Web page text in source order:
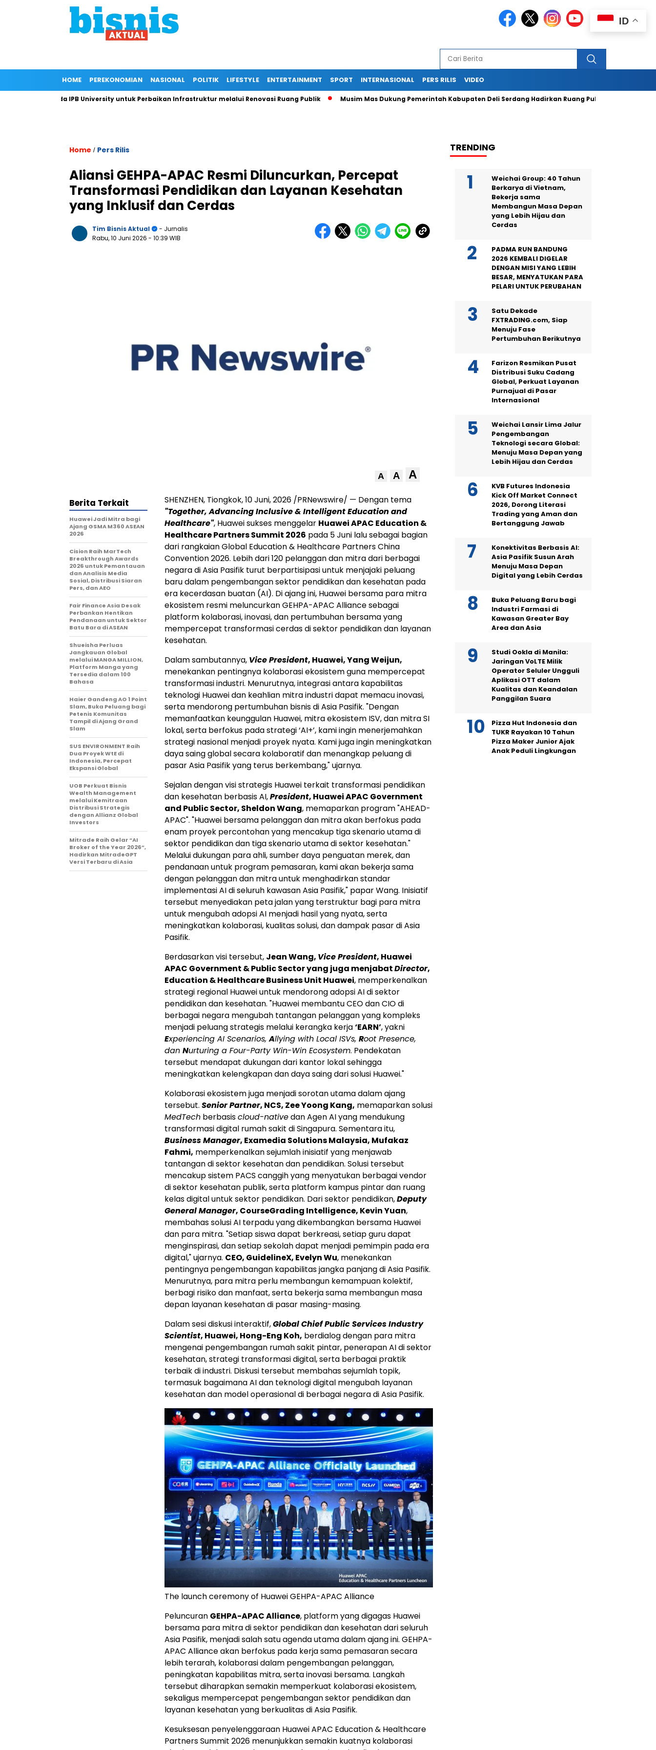
HOME PEREKONOMIAN NASIONAL POLITIK LIFESTYLE ENTERTAINMENT SPORT INTERNASIONAL PERS RILIS VIDEO
Kepada IPB University untuk Perbaikan Infrastruktur melalui Renovasi Ruang Publik Musim Mas Dukung Pemerintah Kabupaten Deli Serdang Hadirkan Ruang Publik Bersama melalui
Home / Pers Rilis
Aliansi GEHPA-APAC Resmi Diluncurkan, Percepat
Transformasi Pendidikan dan Layanan Kesehatan
yang Inklusif dan Cerdas
Tim Bisnis Aktual
- Jurnalis
Rabu, 10 Juni 2026 - 10:39 WIB
A A A
SHENZHEN, Tiongkok,10 Juni, 2026 /PRNewswire/ — Dengan tema
"Together, Advancing Inclusive & Intelligent Education and
Healthcare", Huawei sukses menggelar Huawei APAC Education &
Healthcare Partners Summit 2026 pada 5 Juni lalu sebagai bagian
dari rangkaian Global Education & Healthcare Partners China
Convention 2026. Lebih dari 120 pelanggan dan mitra dari berbagai
negara di Asia Pasifik turut berpartisipasi untuk menjajaki peluang
baru dalam pengembangan sektor pendidikan dan kesehatan pada
era kecerdasan buatan (AI). Di ajang ini, Huawei bersama para mitra
ekosistem resmi meluncurkan GEHPA-APAC Alliance sebagai
platform kolaborasi, inovasi, dan pertumbuhan bersama yang
mempercepat transformasi cerdas di sektor pendidikan dan layanan
kesehatan.
Dalam sambutannya, Vice President, Huawei, Yang Weijun,
menekankan pentingnya kolaborasi ekosistem guna mempercepat
transformasi industri. Menurutnya, integrasi antara kapabilitas
teknologi Huawei dan keahlian mitra industri dapat memacu inovasi,
serta mendorong pertumbuhan bisnis di Asia Pasifik. "Dengan
memanfaatkan keunggulan Huawei, mitra ekosistem ISV, dan mitra SI
lokal, serta berfokus pada strategi ‘AI+’, kami ingin menerjemahkan
strategi nasional menjadi proyek nyata. Kami juga ingin meningkatkan
daya saing global secara kolaboratif dan menangkap peluang di
pasar Asia Pasifik yang terus berkembang," ujarnya.
Sejalan dengan visi strategis Huawei terkait transformasi pendidikan
dan kesehatan berbasis AI,President, Huawei APAC Government
and Public Sector, Sheldon Wang, memaparkan program "AHEAD-
APAC". "Huawei bersama pelanggan dan mitra akan berfokus pada
enam proyek percontohan yang mencakup tiga skenario utama di
sektor pendidikan dan tiga skenario utama di sektor kesehatan."
Melalui dukungan para ahli, sumber daya penguatan merek, dan
pendanaan untuk program pemasaran, kami akan bekerja sama
dengan pelanggan dan mitra untuk menghadirkan standar
implementasi AI di seluruh kawasan Asia Pasifik," papar Wang. Inisiatif
tersebut menyediakan peta jalan yang terstruktur bagi para mitra
untuk mengubah adopsi AI menjadi hasil yang nyata, serta
meningkatkan kolaborasi, kualitas solusi, dan dampak pasar di Asia
Pasifik.
Berdasarkan visi tersebut, Jean Wang, Vice President, Huawei
APAC Government & Public Sector yang juga menjabatDirector,
Education & Healthcare Business Unit Huawei, memperkenalkan
strategi regional Huawei untuk mendorong adopsi AI di sektor
pendidikan dan kesehatan. "Huawei membantu CEO dan CIO di
berbagai negara mengubah tantangan pelanggan yang kompleks
menjadi peluang strategis melalui kerangka kerja‘EARN’, yakni
Experiencing AI Scenarios,Allying with Local ISVs, Root Presence,
dan Nurturing a Four-Party Win-Win Ecosystem. Pendekatan
tersebut mendapat dukungan dari kantor lokal sehingga
meningkatkan kelengkapan dan daya saing dari solusi Huawei."
Kolaborasi ekosistem juga menjadi sorotan utama dalam ajang
tersebut. Senior Partner, NCS, Zee Yoong Kang, memaparkan solusi
MedTech berbasiscloud-nativedan Agen AI yang mendukung
transformasi digital rumah sakit di Singapura. Sementara itu,
Business Manager, Examedia Solutions Malaysia, Mufakaz
Fahmi, memperkenalkan sejumlah inisiatif yang menjawab
tantangan di sektor kesehatan dan pendidikan. Solusi tersebut
mencakup sistem PACS canggih yang menyatukan berbagai vendor
di sektor kesehatan publik, serta platform kampus pintar dan ruang
kelas digital untuk sektor pendidikan. Dari sektor pendidikan,Deputy
General Manager, CourseGrading Intelligence, Kevin Yuan,
membahas solusi AI terpadu yang dikembangkan bersama Huawei
dan para mitra. "Setiap siswa dapat berkreasi, setiap guru dapat
menginspirasi, dan setiap sekolah dapat menjadi pemimpin pada era
digital," ujarnya. CEO, GuidelineX, Evelyn Wu, menekankan
pentingnya pengembangan kapabilitas jangka panjang di Asia Pasifik.
Menurutnya, para mitra perlu membangun kemampuan kolektif,
berbagi risiko dan manfaat, serta bekerja sama membangun masa
depan layanan kesehatan di pasar masing-masing.
Dalam sesi diskusi interaktif,Global Chief Public Services Industry
Scientist, Huawei, Hong-Eng Koh, berdialog dengan para mitra
mengenai pengembangan rumah sakit pintar, penerapan AI di sektor
kesehatan, strategi transformasi digital, serta berbagai praktik
terbaik di industri. Diskusi tersebut membahas sejumlah topik,
termasuk bagaimana AI dan teknologi digital mengubah layanan
kesehatan dan model operasional di berbagai negara di Asia Pasifik.
The launch ceremony of Huawei GEHPA-APAC Alliance
Peluncuran GEHPA-APAC Alliance, platform yang digagas Huawei
bersama para mitra di sektor pendidikan dan kesehatan dari seluruh
Asia Pasifik, menjadi salah satu agenda utama dalam ajang ini. GEHPA-
APAC Alliance akan berfokus pada kerja sama pemasaran secara
lebih terarah, kolaborasi dalam pengembangan pelanggan,
peningkatan kapabilitas mitra, serta inovasi bersama. Langkah
tersebut diharapkan semakin memperkuat kolaborasi ekosistem,
sekaligus mempercepat pengembangan sektor pendidikan dan
layanan kesehatan yang berkualitas di Asia Pasifik.
Kesuksesan penyelenggaraan Huawei APAC Education & Healthcare
Partners Summit 2026 menunjukkan semakin kuatnya kolaborasi
Berita Terkait
Huawei Jadi Mitra bagi
Ajang GSMA M360 ASEAN
2026
Cision Raih MarTech
Breakthrough Awards
2026 untuk Pemantauan
dan Analisis Media
Sosial, Distribusi Siaran
Pers, dan AEO
Fair Finance Asia Desak
Perbankan Hentikan
Pendanaan untuk Sektor
Batu Bara di ASEAN
Shueisha Perluas
Jangkauan Global
melalui MANGA MILLION,
Platform Manga yang
Tersedia dalam 100
Bahasa
Haier Gandeng AO 1 Point
Slam, Buka Peluang bagi
Petenis Komunitas
Tampil di Ajang Grand
Slam
SUS ENVIRONMENT Raih
Dua Proyek WtE di
Indonesia, Percepat
Ekspansi Global
UOB Perkuat Bisnis
Wealth Management
melalui Kemitraan
Distribusi Strategis
dengan Allianz Global
Investors
Mitrade Raih Gelar “AI
Broker of the Year 2026”,
Hadirkan MitradeGPT
Versi Terbaru di Asia
TRENDING
Weichai Group: 40 Tahun
Berkarya di Vietnam,
Bekerja sama
Membangun Masa Depan
yang Lebih Hijau dan
Cerdas
PADMA RUN BANDUNG
2026 KEMBALI DIGELAR
DENGAN MISI YANG LEBIH
BESAR, MENYATUKAN PARA
PELARI UNTUK PERUBAHAN
Satu Dekade
FXTRADING.com, Siap
Menuju Fase
Pertumbuhan Berikutnya
Farizon Resmikan Pusat
Distribusi Suku Cadang
Global, Perkuat Layanan
Purnajual di Pasar
Internasional
Weichai Lansir Lima Jalur
Pengembangan
Teknologi secara Global:
Menuju Masa Depan yang
Lebih Hijau dan Cerdas
KVB Futures Indonesia
Kick Off Market Connect
2026, Dorong Literasi
Trading yang Aman dan
Bertanggung Jawab
Konektivitas Berbasis AI:
Asia Pasifik Susun Arah
Menuju Masa Depan
Digital yang Lebih Cerdas
Buka Peluang Baru bagi
Industri Farmasi di
Kawasan Greater Bay
Area dan Asia
Studi Ookla di Manila:
Jaringan VoLTE Milik
Operator Seluler Ungguli
Aplikasi OTT dalam
Kualitas dan Keandalan
Panggilan Suara
Pizza Hut Indonesia dan
TUKR Rayakan 10 Tahun
Pizza Maker Junior Ajak
Anak Peduli Lingkungan
ID